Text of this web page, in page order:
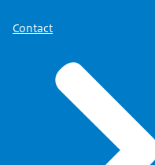
Contact